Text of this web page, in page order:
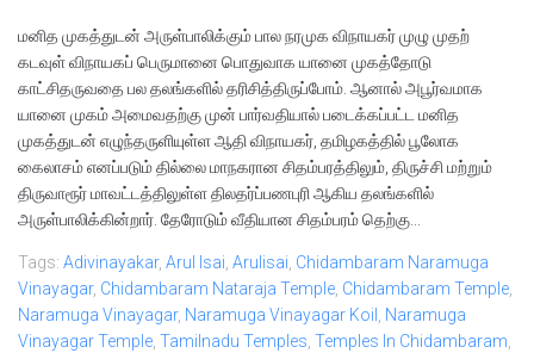
மனித முகத்துடன் அருள்பாலிக்கும் பால நரமுக விநாயகர் முழு முதற்
கடவுள் விநாயகப் பெருமானை பொதுவாக யானை முகத்தோடு
காட்சிதருவதை பல தலங்களில் தரிசித்திருப்போம். ஆனால் அபூர்வமாக
யானை முகம் அமைவதற்கு முன் பார்வதியால் படைக்கப்பட்ட மனித
முகத்துடன் எழுந்தருளியுள்ள ஆதி விநாயகர், தமிழகத்தில் பூலோக
கைலாசம் எனப்படும் தில்லை மாநகரான சிதம்பரத்திலும், திருச்சி மற்றும்
திருவாரூர் மாவட்டத்திலுள்ள திலதர்ப்பணபுரி ஆகிய தலங்களில்
அருள்பாலிக்கின்றார். தேரோடும் வீதியான சிதம்பரம் தெற்கு...
Tags: Adivinayakar, Arul Isai, Arulisai, Chidambaram Naramuga
Vinayagar, Chidambaram Nataraja Temple, Chidambaram Temple,
Naramuga Vinayagar, Naramuga Vinayagar Koil , Naramuga
Vinayagar Temple, Tamilnadu Temples, Temples In Chidambaram,